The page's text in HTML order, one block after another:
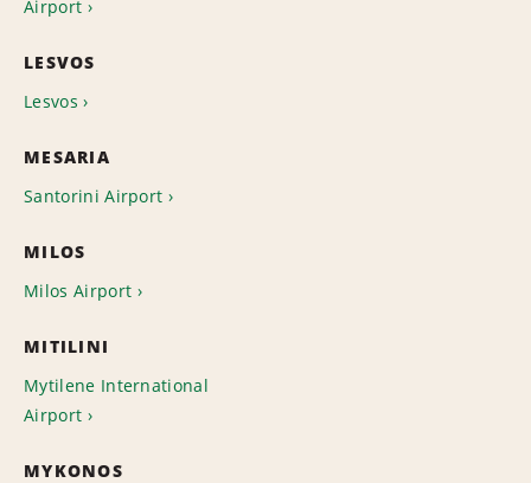
Airport
LESVOS
Lesvos
MESARIA
Santorini Airport
MILOS
Milos Airport
MITILINI
Mytilene International
Airport
MYKONOS